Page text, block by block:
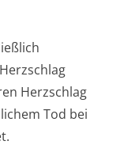
Herzschlag
Tod bei